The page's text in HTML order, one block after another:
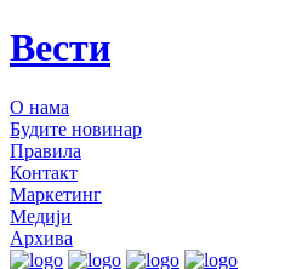
Вести
О нама
Будите новинар
Правила
Контакт
Маркетинг
Медији
Архива